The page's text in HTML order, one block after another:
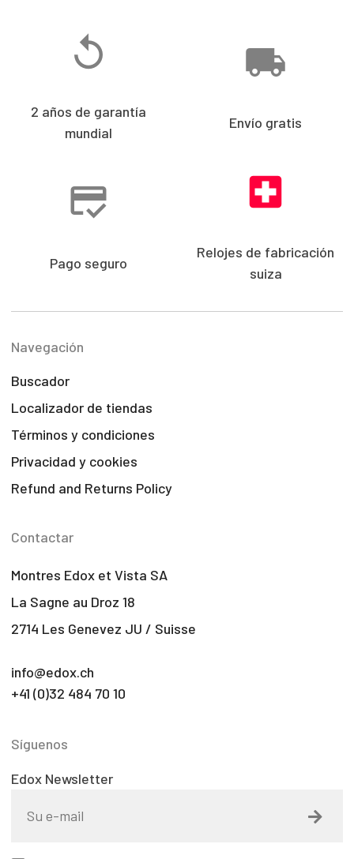
2 años de garantía
mundial
Envío gratis
Pago seguro
Relojes de fabricación
suiza
Navegación
Buscador
Localizador de tiendas
Términos y condiciones
Privacidad y cookies
Refund and Returns Policy
Contactar
Montres Edox et Vista SA
La Sagne au Droz 18
2714 Les Genevez JU / Suisse
info@edox.ch
+41 (0)32 484 70 10
Síguenos
Edox Newsletter